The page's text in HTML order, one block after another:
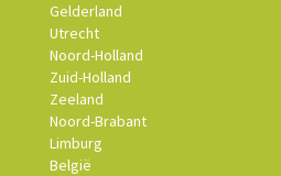
Gelderland
Utrecht
Noord-Holland
Zuid-Holland
Zeeland
Noord-Brabant
Limburg
België